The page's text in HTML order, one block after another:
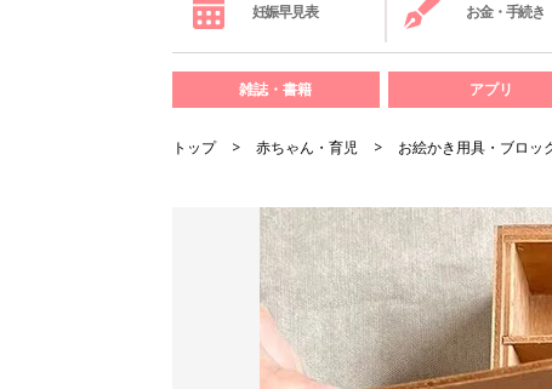
妊娠早見表 お金・手続き
雑誌・書籍 アプリ
トップ 赤ちゃん・育児 お絵かき用具・ブロッ